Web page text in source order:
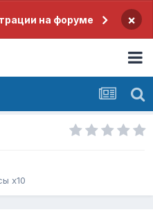
на форуме ×
x10